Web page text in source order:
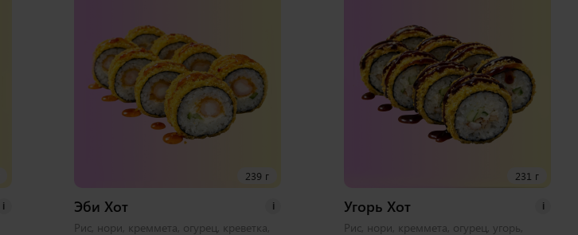
i
239 г
Эби Хот i
Рис, нори, креммета, огурец, креветка,
231 г
Угорь Хот i
Рис, нори, креммета, огурец, угорь,